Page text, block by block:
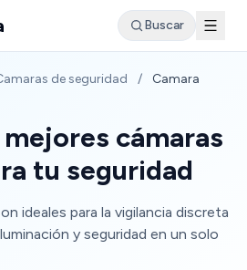
Buscar
de seguridad /
Camara
cámaras
tu seguridad
ideales para la vigilancia discreta
y seguridad en un solo